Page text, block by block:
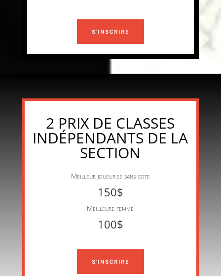
S'INSCRIRE
2 PRIX DE CLASSES
INDÉPENDANTS DE LA
SECTION
Meilleur joueur.se sans cote
150$
Meilleure femme
100$
S'INSCRIRE